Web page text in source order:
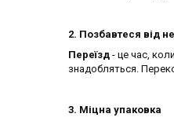
2. Позбавтеся від
Переїзд - це час,
знадобляться.
3. Міцна упаковка